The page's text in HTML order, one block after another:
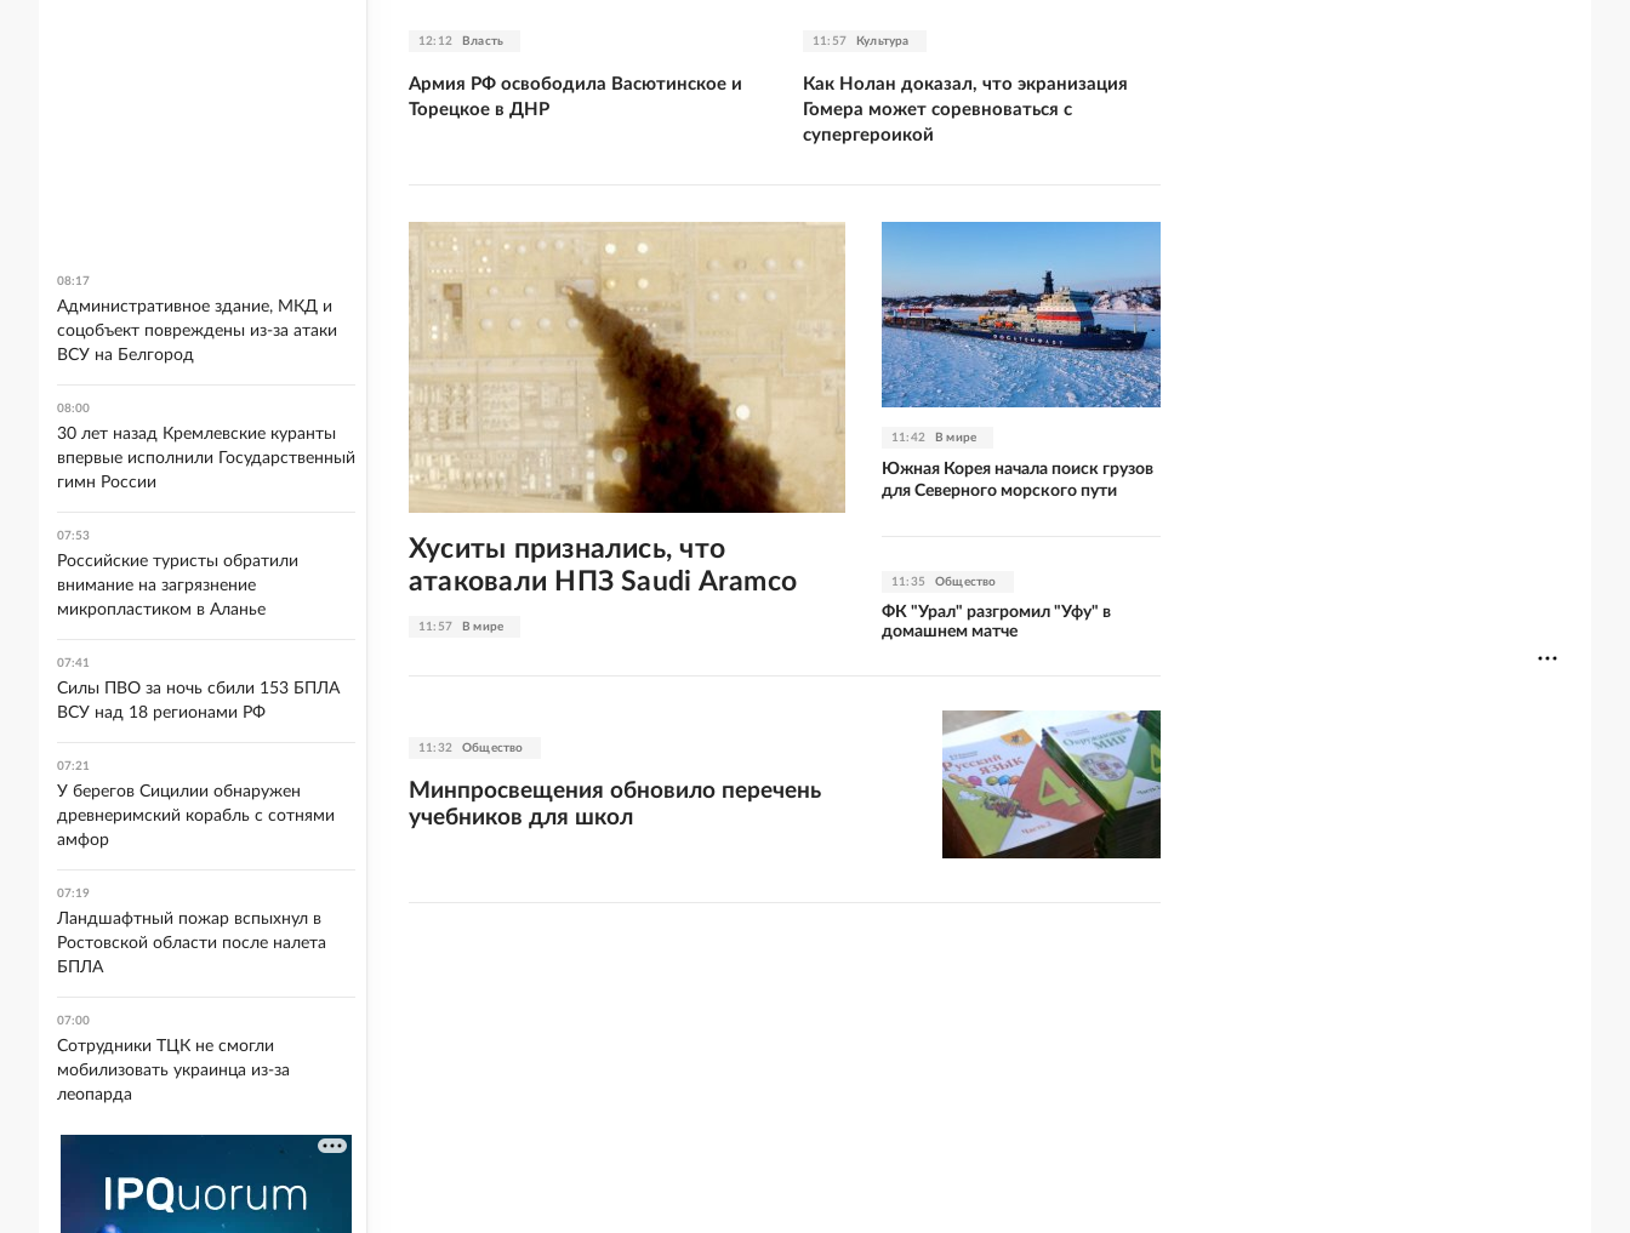
12:12 Власть
Армия РФ освободила Васютинское и
Торецкое в ДНР
11:57 Культура
Как Нолан доказал, что экранизация
Гомера может соревноваться с
супергероикой
11:57 В мире
Хуситы признались, что
атаковали НПЗ Saudi Aramco
11:42 В мире
Южная Корея начала поиск грузов
для Северного морского пути
11:35 Общество
ФК "Урал" разгромил "Уфу" в
домашнем матче
11:32 Общество
Минпросвещения обновило перечень
учебников для школ
08:17
Административное здание, МКД и
соцобъект повреждены из-за атаки
ВСУ на Белгород
08:00
30 лет назад Кремлевские куранты
впервые исполнили Государственный
гимн России
07:53
Российские туристы обратили
внимание на загрязнение
микропластиком в Аланье
07:41
Силы ПВО за ночь сбили 153 БПЛА
ВСУ над 18 регионами РФ
07:21
У берегов Сицилии обнаружен
древнеримский корабль с сотнями
амфор
07:19
Ландшафтный пожар вспыхнул в
Ростовской области после налета
БПЛА
07:00
Сотрудники ТЦК не смогли
мобилизовать украинца из-за
леопарда